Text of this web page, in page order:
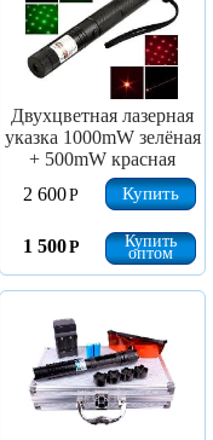
Двухцветная лазерная
указка 1000mW зелёная
+ 500mW красная
2 600Р Купить
1 500Р Купить
оптом